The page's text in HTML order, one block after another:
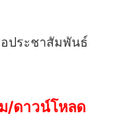
ประชาสัมพันธ์
/ดาวน์โหลด